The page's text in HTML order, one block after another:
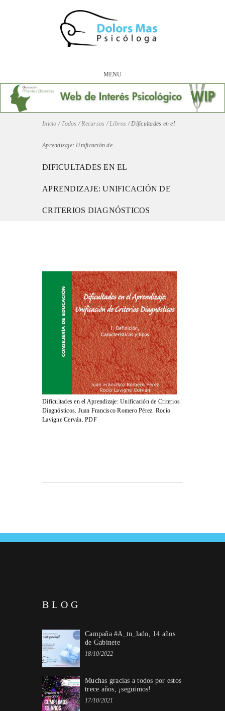
MENU
Inicio / Todos /Recursos /Libros /Dificultades en el
Aprendizaje: Unificación de...
DIFICULTADES EN EL
APRENDIZAJE: UNIFICACIÓN DE
CRITERIOS DIAGNÓSTICOS
Dificultades en el Aprendizaje: Unificación de Criterios
Diagnósticos. Juan Francisco Romero Pérez. Rocío
Lavigne Cerván. PDF
BLOG
Campaña #A_tu_lado, 14 años
de Gabinete
18/10/2022
Muchas gracias a todos por estos
trece años, ¡seguimos!
17/10/2021